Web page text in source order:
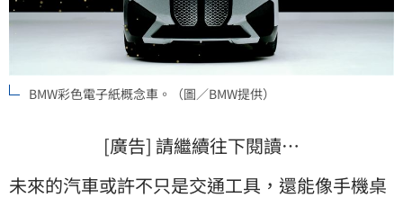
BMW彩色電子紙概念車。（圖／BMW提供）
[廣告] 請繼續往下閱讀…
未來的汽車或許不只是交通工具，還能像手機桌